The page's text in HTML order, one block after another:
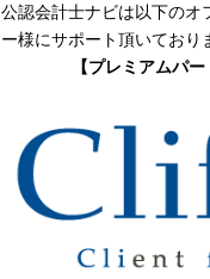
公認会計士ナビは以下のオ
ー様にサポート頂いており
【プレミアムパー